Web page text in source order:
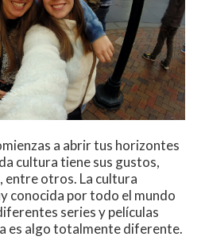
a abrir tus horizontes
cultura tiene sus gustos,
entre otros. La cultura
conocida por todo el mundo
series y películas
es algo totalmente diferente.